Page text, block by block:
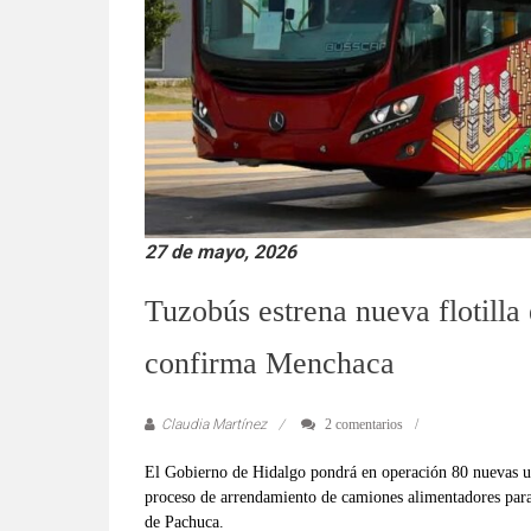
verificadas
y
al
instante,
así
como
un
serio
y
de
mismas.
27 de mayo, 2026
Tuzobús estrena nueva
confirma Menchaca
Claudia Martínez 2 comentarios
El Gobierno de Hidalgo pondrá en operación 80 nuevas
proceso de arrendamiento de camiones alimentadores
de Pachuca.